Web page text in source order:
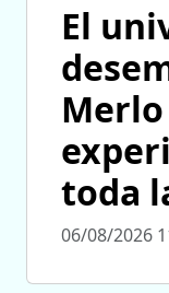
El
toda
06/08/2026